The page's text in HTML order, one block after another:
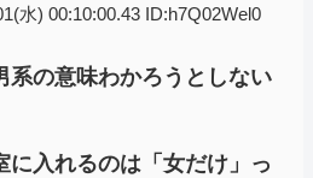
水) 00:10:00.43 ID:h7Q02Wel0
系の意味わかろうとしない
に入れるのは「女だけ」っ